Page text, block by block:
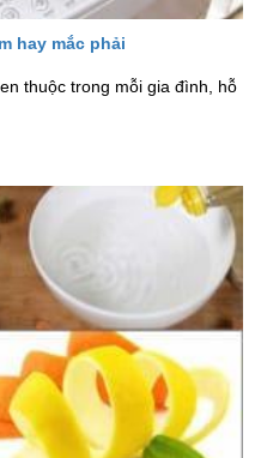
hay mắc phải
thuộc trong mỗi gia đình, hỗ